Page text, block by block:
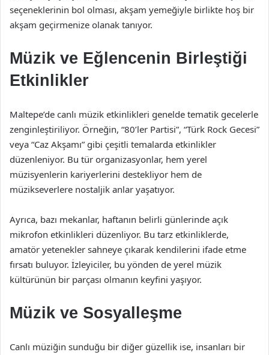
seçeneklerinin bol olması, akşam yemeğiyle birlikte hoş bir
akşam geçirmenize olanak tanıyor.
Müzik ve Eğlencenin Birleştiği
Etkinlikler
Maltepe’de canlı müzik etkinlikleri genelde tematik gecelerle
zenginleştiriliyor. Örneğin, “80’ler Partisi”, “Türk Rock Gecesi”
veya “Caz Akşamı” gibi çeşitli temalarda etkinlikler
düzenleniyor. Bu tür organizasyonlar, hem yerel
müzisyenlerin kariyerlerini destekliyor hem de
müzikseverlere nostaljik anlar yaşatıyor.
Ayrıca, bazı mekanlar, haftanın belirli günlerinde açık
mikrofon etkinlikleri düzenliyor. Bu tarz etkinliklerde,
amatör yetenekler sahneye çıkarak kendilerini ifade etme
fırsatı buluyor. İzleyiciler, bu yönden de yerel müzik
kültürünün bir parçası olmanın keyfini yaşıyor.
Müzik ve Sosyalleşme
Canlı müziğin sunduğu bir diğer güzellik ise, insanları bir